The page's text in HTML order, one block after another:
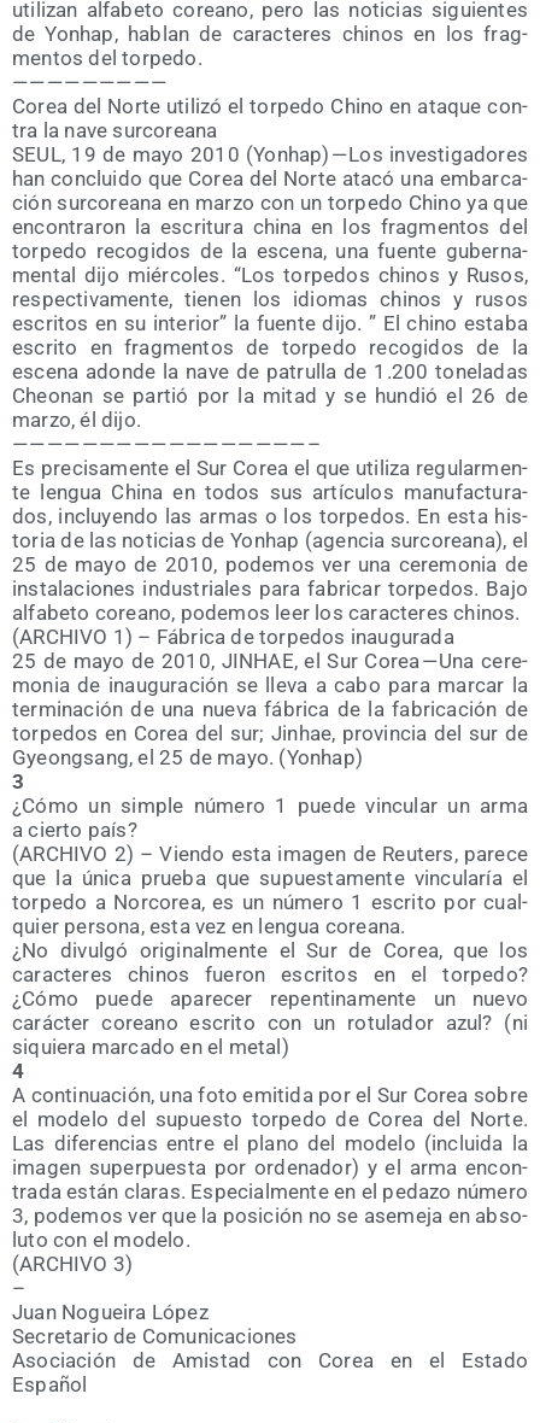
uti­li­zan alfa­be­to coreano, pero las noti­cias siguien­tes
de Yonhap, hablan de carac­te­res chi­nos en los frag­
men­tos del torpedo.
— — — — — — — — —
Corea del Nor­te uti­li­zó el torpe­do Chino en ata­que con­
tra la nave surcoreana
SEUL, 19 de mayo 2010 (Yonhap) — Los inves­ti­ga­do­res
han con­clui­do que Corea del Nor­te ata­có una embar­ca­
ción sur­co­rea­na en mar­zo con un torpe­do Chino ya que
encon­tra­ron la escri­tu­ra chi­na en los frag­men­tos del
torpe­do reco­gi­dos de la esce­na, una fuen­te guber­na­
men­tal dijo miér­co­les. “Los torpe­dos chi­nos y Rusos,
res­pec­ti­va­men­te, tie­nen los idio­mas chi­nos y rusos
escri­tos en su inte­rior” la fuen­te dijo. ” El chino esta­ba
escri­to en frag­men­tos de torpe­do reco­gi­dos de la
esce­na adon­de la nave de patru­lla de 1.200 tone­la­das
Cheo­nan se par­tió por la mitad y se hun­dió el 26 de
mar­zo, él dijo.
— — — — — — — — — — — — — — — — — –
Es pre­ci­sa­men­te el Sur Corea el que uti­li­za regu­lar­men­
te len­gua Chi­na en todos sus artícu­los manu­fac­tu­ra­
dos, inclu­yen­do las armas o los torpe­dos. En esta his­
to­ria de las noti­cias de Yonhap (agen­cia sur­co­rea­na), el
25 de mayo de 2010, pode­mos ver una cere­mo­nia de
ins­ta­la­cio­nes indus­tria­les para fabri­car torpe­dos. Bajo
alfa­be­to coreano, pode­mos leer los carac­te­res chinos.
(ARCHIVO 1) – Fábri­ca de torpe­dos inaugurada
25 de mayo de 2010, JINHAE, el Sur Corea — Una cere­
mo­nia de inau­gu­ra­ción se lle­va a cabo para mar­car la
ter­mi­na­ción de una nue­va fábri­ca de la fabri­ca­ción de
torpe­dos en Corea del sur; Jinhae, pro­vin­cia del sur de
Gyeong­sang, el 25 de mayo. (Yonhap)
3
¿Cómo un sim­ple núme­ro 1 pue­de vin­cu­lar un arma
a cier­to país?
(ARCHIVO 2) – Vien­do esta ima­gen de Reuters, pare­ce
que la úni­ca prue­ba que supues­ta­men­te vin­cu­la­ría el
torpe­do a Nor­co­rea, es un núme­ro 1 escri­to por cual­
quier per­so­na, esta vez en len­gua coreana.
¿No divul­gó ori­gi­nal­men­te el Sur de Corea, que los
carac­te­res chi­nos fue­ron escri­tos en el torpe­do?
¿Cómo pue­de apa­re­cer repen­ti­na­men­te un nue­vo
carác­ter coreano escri­to con un rotu­la­dor azul? (ni
siquie­ra mar­ca­do en el metal)
4
A con­ti­nua­ción, una foto emi­ti­da por el Sur Corea sobre
el mode­lo del supues­to torpe­do de Corea del Nor­te.
Las dife­ren­cias entre el plano del mode­lo (inclui­da la
ima­gen super­pues­ta por orde­na­dor) y el arma encon­
tra­da están cla­ras. Espe­cial­men­te en el peda­zo núme­ro
3, pode­mos ver que la posi­ción no se ase­me­ja en abso­
lu­to con el modelo.
(ARCHIVO 3)
–
Juan Noguei­ra López
Secre­ta­rio de Comunicaciones
Aso­cia­ción de Amis­tad con Corea en el Esta­do
Español